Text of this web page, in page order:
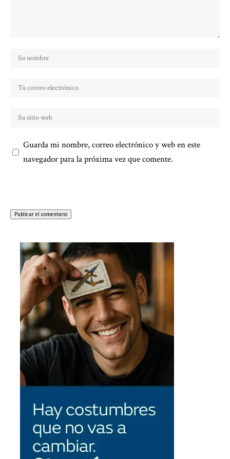
Guarda mi nombre, correo electrónico y web en este
navegador para la próxima vez que comente.